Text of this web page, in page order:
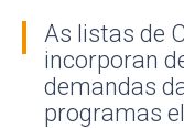
As listas de
incorporan
demandas
programas